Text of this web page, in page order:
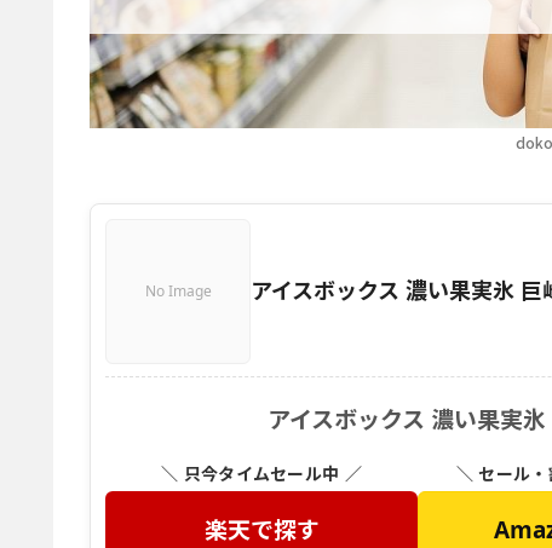
No Image アイスボックス 濃い果実氷 巨
アイスボックス 濃い果実
＼ 只今タイムセール中 ／
楽天で探す
＼ セール